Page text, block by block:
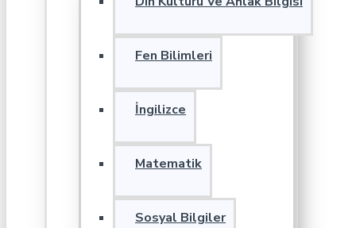
Fen Bilimleri
İngilizce
Matematik
Sosyal Bilgiler